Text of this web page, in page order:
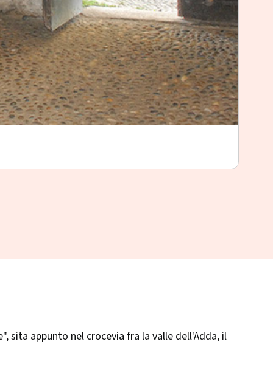
sita appunto nel crocevia fra la valle dell'Adda, il